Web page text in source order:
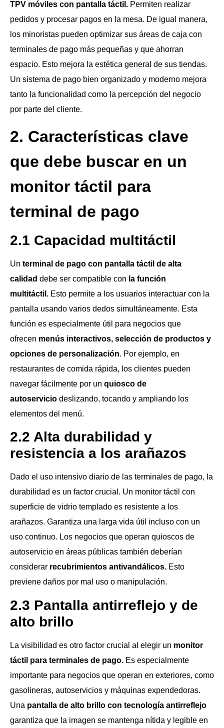
TPV móviles con pantalla táctil. Permiten realizar
pedidos y procesar pagos en la mesa. De igual manera,
los minoristas pueden optimizar sus áreas de caja con
terminales de pago más pequeñas y que ahorran
espacio. Esto mejora la estética general de sus tiendas.
Un sistema de pago bien organizado y moderno mejora
tanto la funcionalidad como la percepción del negocio
por parte del cliente.
2. Características clave
que debe buscar en un
monitor táctil para
terminal de pago
2.1 Capacidad multitáctil
Un terminal de pago con pantalla táctil de alta
calidad debe ser compatible con la función
multitáctil. Esto permite a los usuarios interactuar con la
pantalla usando varios dedos simultáneamente. Esta
función es especialmente útil para negocios que
ofrecen menús interactivos, selección de productos y
opciones de personalización. Por ejemplo, en
restaurantes de comida rápida, los clientes pueden
navegar fácilmente por un quiosco de
autoservicio deslizando, tocando y ampliando los
elementos del menú.
2.2 Alta durabilidad y
resistencia a los arañazos
Dado el uso intensivo diario de las terminales de pago, la
durabilidad es un factor crucial. Un monitor táctil con
superficie de vidrio templado es resistente a los
arañazos. Garantiza una larga vida útil incluso con un
uso continuo. Los negocios que operan quioscos de
autoservicio en áreas públicas también deberían
considerar recubrimientos antivandálicos. Esto
previene daños por mal uso o manipulación.
2.3 Pantalla antirreflejo y de
alto brillo
La visibilidad es otro factor crucial al elegir un monitor
táctil para terminales de pago. Es especialmente
importante para negocios que operan en exteriores, como
gasolineras, autoservicios y máquinas expendedoras.
Una pantalla de alto brillo con tecnología antirreflejo
garantiza que la imagen se mantenga nítida y legible en